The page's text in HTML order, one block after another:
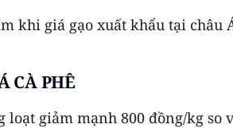
khi giá gạo xuất khẩu tại
CÀ PHÊ
giảm mạnh 800 đồng/kg